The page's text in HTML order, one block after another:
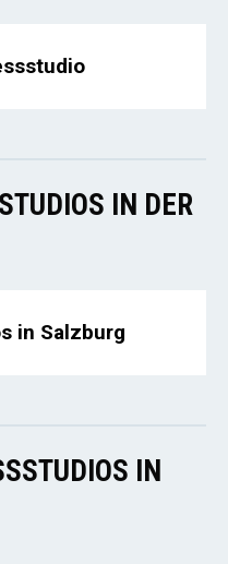
IN DER
in Salzburg
IN